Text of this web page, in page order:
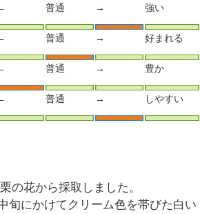
普通 → 強い
普通 → 好まれる
普通 → 豊か
普通 → しやすい
の花から採取しました。
旬にかけてクリーム色を帯びた白い